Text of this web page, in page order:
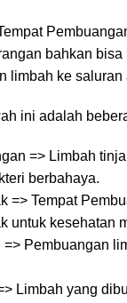
bahkan
limbah ke
ini adalah
=> Limbah
berbahaya.
=> Tempat
untuk kesehatan
Pembuangan
Limbah yang